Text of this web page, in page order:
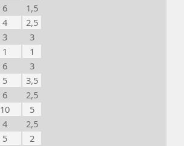
6
1,5
4
2,5
3
3
1
1
6
3
5
3,5
6
2,5
10
5
4
2,5
5
2